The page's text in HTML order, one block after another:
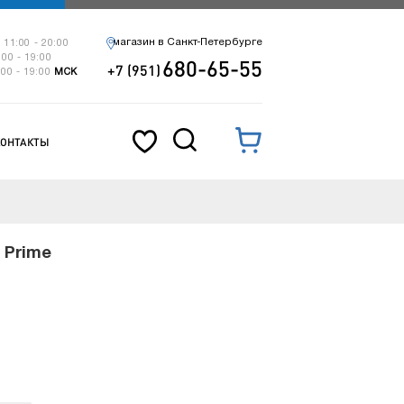
11:00 - 20:00
- 19:00
- 19:00
МСК
магазин в Санкт-Петербурге
+7 (951)680-65-55
Prime